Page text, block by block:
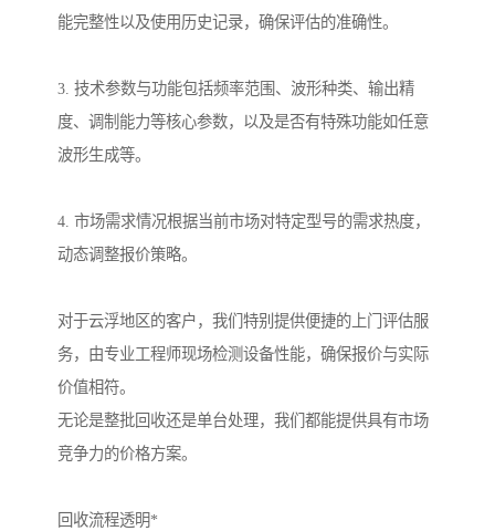
能完整性以及使用历史记录，确保评估的准确性。
3. 技术参数与功能包括频率范围、波形种类、输出精
度、调制能力等核心参数，以及是否有特殊功能如任意
波形生成等。
4. 市场需求情况根据当前市场对特定型号的需求热度，
动态调整报价策略。
对于云浮地区的客户，我们特别提供便捷的上门评估服
务，由专业工程师现场检测设备性能，确保报价与实际
价值相符。
无论是整批回收还是单台处理，我们都能提供具有市场
竞争力的价格方案。
回收流程透明*